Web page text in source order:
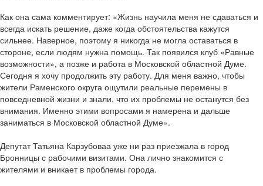
Как она сама комментирует: «Жизнь научила меня не сдаваться и
всегда искать решение, даже когда обстоятельства кажутся
сильнее. Наверное, поэтому я никогда не могла оставаться в
стороне, если людям нужна помощь. Так появился клуб «Равные
возможности», а позже и работа в Московской областной Думе.
Сегодня я хочу продолжить эту работу. Для меня важно, чтобы
жители Раменского округа ощутили реальные перемены в
повседневной жизни и знали, что их проблемы не останутся без
внимания. Именно этими вопросами я намерена и дальше
заниматься в Московской областной Думе».
Депутат Татьяна Карзубоваа уже ни раз приезжала в город
Бронницы с рабочими визитами. Она лично знакомится с
жителями и вникает в проблемы города.